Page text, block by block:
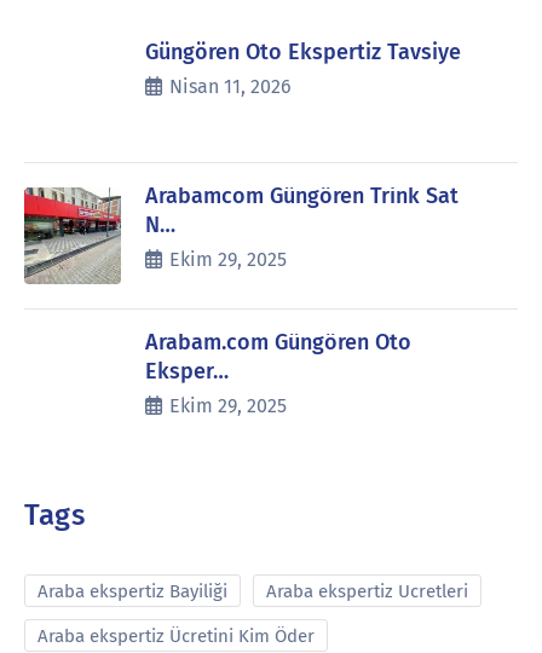
Güngören Oto Ekspertiz Tavsiye
Nisan 11, 2026
Arabamcom Güngören Trink Sat
N…
Ekim 29, 2025
Arabam.com Güngören Oto
Eksper…
Ekim 29, 2025
Tags
Araba ekspertiz Bayiliği Araba ekspertiz Ucretleri
Araba ekspertiz Ücretini Kim Öder